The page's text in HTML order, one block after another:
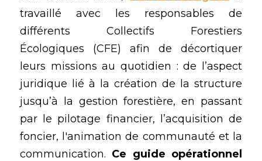
travaillé avec les responsables de
différents Collectifs Forestiers
Écologiques (CFE) afin de décortiquer
leurs missions au quotidien : de l’aspect
juridique lié à la création de la structure
jusqu’à la gestion forestière, en passant
par le pilotage financier, l’acquisition de
foncier, l'animation de communauté et la
communication. Ce guide opérationnel